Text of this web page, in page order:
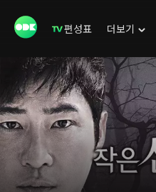
편성표 더보기